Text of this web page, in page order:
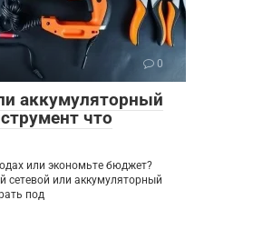
0
аккумуляторный
что
или экономьте бюджет?
сетевой или аккумуляторный
под